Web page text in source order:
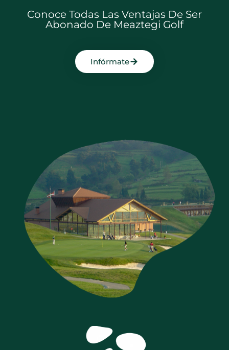
Conoce Todas Las Ventajas De Ser
Abonado De Meaztegi Golf
Infórmate